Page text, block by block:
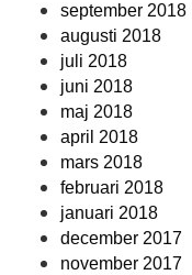
september 2018
augusti 2018
juli 2018
juni 2018
maj 2018
april 2018
mars 2018
februari 2018
januari 2018
december 2017
november 2017